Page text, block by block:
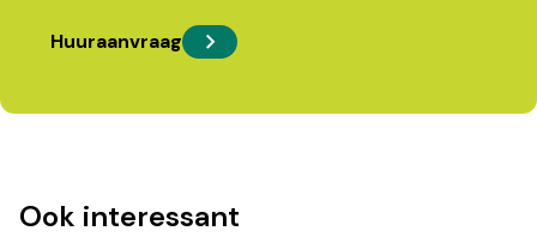
Huuraanvraag
Ook interessant